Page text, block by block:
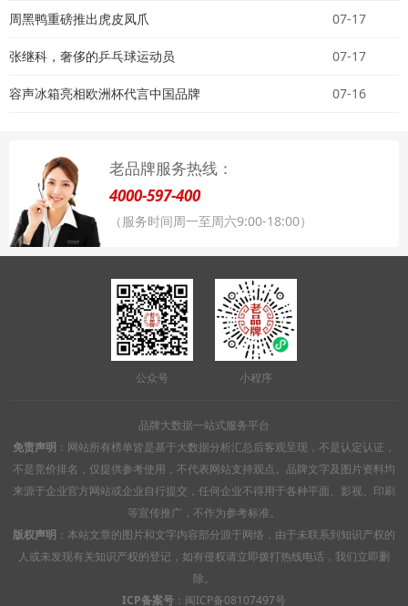
周黑鸭重磅推出虎皮凤爪 07-17
张继科，奢侈的乒乓球运动员 07-17
容声冰箱亮相欧洲杯代言中国品牌 07-16
老品牌服务热线：
4000-597-400
（服务时间周一至周六9:00-18:00）
公众号 小程序
品牌大数据一站式服务平台
免责声明 ：网站所有榜单皆是基于大数据分析汇总后客观呈现，不是认定认证，
不是竞价排名，仅提供参考使用，不代表网站支持观点。品牌文字及图片资料均
来源于企业官方网站或企业自行提交，任何企业不得用于各种平面、影视、印刷
等宣传推广，不作为参考标准。
版权声明 ：本站文章的图片和文字内容部分源于网络，由于未联系到知识产权的
人或未发现有关知识产权的登记，如有侵权请立即拨打热线电话，我们立即删
除。
ICP备案号 ： 闽ICP备08107497号